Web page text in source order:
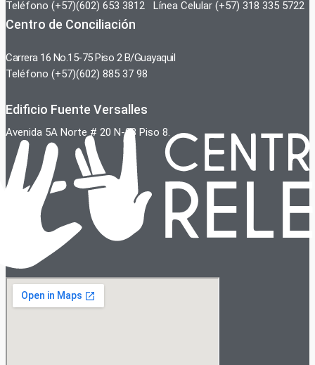
Teléfono (+57)(602) 653 3812 Línea Celular (+57) 318 335 5722
Centro de Conciliación
Carrera 16 No.15-75 Piso 2 B/Guayaquil
Teléfono (+57)(602) 885 37 98
Edificio Fuente Versalles
Avenida 5A Norte # 20 N-08 Piso 8.